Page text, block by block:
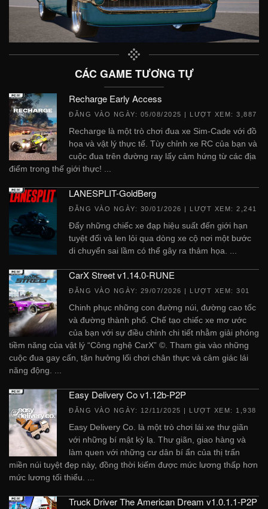
CÁC GAME TƯƠNG TỰ
Recharge Early Access
ĐĂNG VÀO NGÀY: 05/08/2025 | LƯỢT XEM: 3,887
Recharge là một trò chơi đua xe Sim-Cade với đồ
họa và vật lý thực tế. Tùy chỉnh xe RC của bạn và
cuộc đua trên đường ray lấy cảm hứng từ các địa
điểm trong thế giới thực! ...
LANESPLIT-GoldBerg
ĐĂNG VÀO NGÀY: 30/01/2026 | LƯỢT XEM: 2,241
Đẩy những chiếc xe đạp hiệu suất đến giới hạn
tuyệt đối và len lỏi qua dòng xe cộ nơi một bước
di chuyển sai lầm có thể gây ra thảm họa. ...
CarX Street v1.14.0-RUNE
ĐĂNG VÀO NGÀY: 29/07/2026 | LƯỢT XEM: 301
Chinh phục những con đường núi, đường cao tốc
và đường thành phố. Chế tạo chiếc xe mơ ước
của bạn với sự điều chỉnh chi tiết nhằm giải phóng
tiềm năng của vật lý “Công nghệ CarX” ©. Tham gia vào những
cuộc đua gay cấn, tận hưởng lối chơi chân thực và cảm giác lái
năng động. ...
Easy Delivery Co v1.12b-P2P
ĐĂNG VÀO NGÀY: 12/11/2025 | LƯỢT XEM: 1,938
Easy Delivery Co. là một trò chơi lái xe thư giãn
với những bí mật kỳ lạ. Thư giãn, giao hàng và
làm quen với những cư dân bí ẩn của thị trấn
miền núi tuyệt đẹp này, đồng thời kiếm được mức lương thấp hơn
mức lương tối thiểu. ...
Truck Driver The American Dream v1.0.1.1-P2P